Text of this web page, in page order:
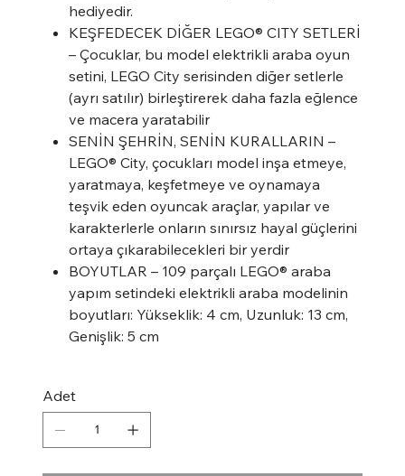
hediyedir.
KEŞFEDECEK DİĞER LEGO® CITY SETLERİ
– Çocuklar, bu model elektrikli araba oyun
setini, LEGO City serisinden diğer setlerle
(ayrı satılır) birleştirerek daha fazla eğlence
ve macera yaratabilir
SENİN ŞEHRİN, SENİN KURALLARIN –
LEGO® City, çocukları model inşa etmeye,
yaratmaya, keşfetmeye ve oynamaya
teşvik eden oyuncak araçlar, yapılar ve
karakterlerle onların sınırsız hayal güçlerini
ortaya çıkarabilecekleri bir yerdir
BOYUTLAR – 109 parçalı LEGO® araba
yapım setindeki elektrikli araba modelinin
boyutları: Yükseklik: 4 cm, Uzunluk: 13 cm,
Genişlik: 5 cm
Adet